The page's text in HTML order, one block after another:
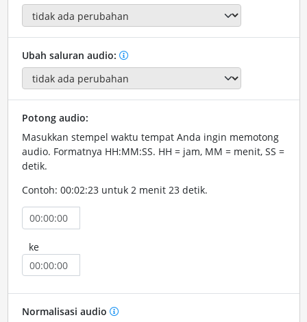
Ubah saluran audio:
Potong audio:
Masukkan stempel waktu tempat Anda ingin memotong
audio. Formatnya HH:MM:SS. HH = jam, MM = menit, SS =
detik.
Contoh: 00:02:23 untuk 2 menit 23 detik.
ke
Normalisasi audio